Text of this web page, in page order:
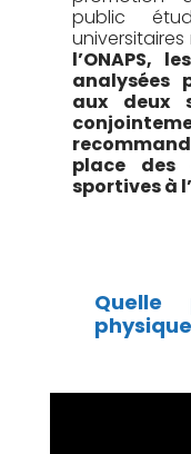
public
l’ONAPS,
analysées
aux deux
place des
sportives à
Quelle